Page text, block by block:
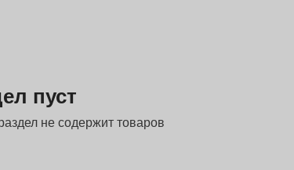
пуст
не содержит товаров